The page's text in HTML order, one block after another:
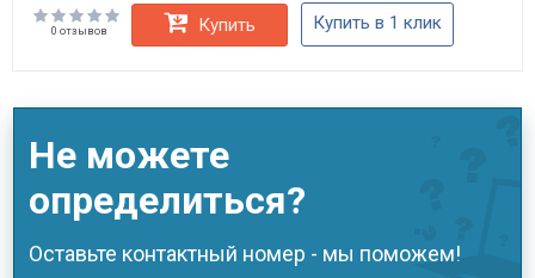
0 отзывов Купить Купить в 1 клик
Не можете
определиться?
Оставьте контактный номер - мы поможем!